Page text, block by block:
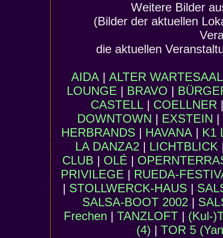
Weitere Bilder
(Bilder der aktuellen
die aktuellen
AIDA| ALTER WARTESAAL
LOUNGE | BRAVO |
CASTELL | COELLNER
DOWNTOWN | EXSTEIN |
HERBRANDS | HAVANA| K1
LA DANZA2| LICHTBLICK
CLUB | OLÉ |
PRIVILEGE | RUEDA-
| STOLLWERCK-HAUS |
SALSA-BOOT 2002|
Frechen | TANZLOFT | (Kul-
(4) | TOR 5